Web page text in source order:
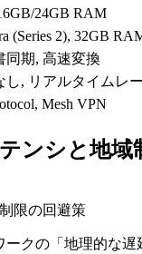
24GB RAM
(Series 2), 32GB
同期, 高速変換
し, リアルタイムレ
Mesh VPN
ンシと地域
限の回避策
クの「地理的な